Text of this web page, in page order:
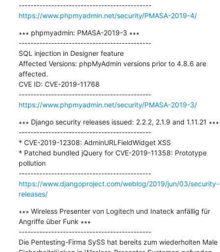
---------------------------------------------
https://www.phpmyadmin.net/security/PMASA-2019-4/
∗∗∗ phpmyadmin: PMASA-2019-3 ∗∗∗
---------------------------------------------
SQL injection in Designer feature
Affected Versions: phpMyAdmin versions prior to 4.8.6 are
affected.
CVE ID: CVE-2019-11768
---------------------------------------------
https://www.phpmyadmin.net/security/PMASA-2019-3/
∗∗∗ Django security releases issued: 2.2.2, 2.1.9 and 1.11.21 ∗∗∗
---------------------------------------------
* CVE-2019-12308: AdminURLFieldWidget XSS
* Patched bundled jQuery for CVE-2019-11358: Prototype
pollution
---------------------------------------------
https://www.djangoproject.com/weblog/2019/jun/03/security-
releases/
∗∗∗ Wireless Presenter von Logitech und Inateck anfällig für
Angriffe über Funk ∗∗∗
---------------------------------------------
Die Pentesting-Firma SySS hat bereits zum wiederholten Male